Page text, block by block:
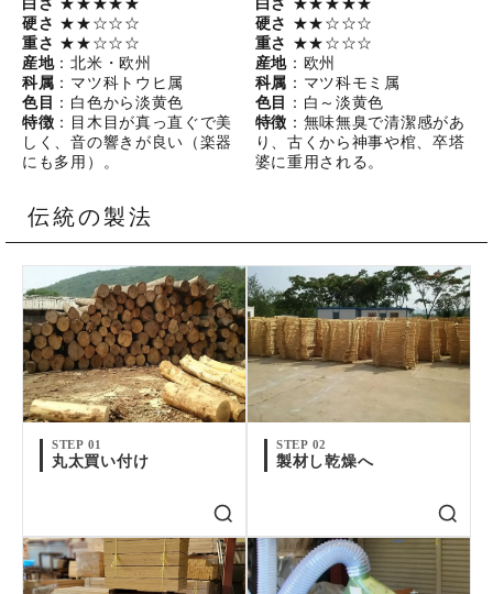
白さ ★★★★★
硬さ ★★☆☆☆
重さ ★★☆☆☆
産地：北米・欧州
科属 ：マツ科トウヒ属
色目 ：白色から淡黄色
特徴 ：目木目が真っ直ぐで美
しく、音の響きが良い（楽器
にも多用）。
白さ ★★★★★
硬さ ★★☆☆☆
重さ ★★☆☆☆
産地：欧州
科属 ：マツ科モミ属
色目
：白～淡黄色
特徴 ：無味無臭で清潔感があ
り、古くから神事や棺、卒塔
婆に重用される。
伝統の製法
STEP 01
丸太買い付け
STEP 02
製材し乾燥へ